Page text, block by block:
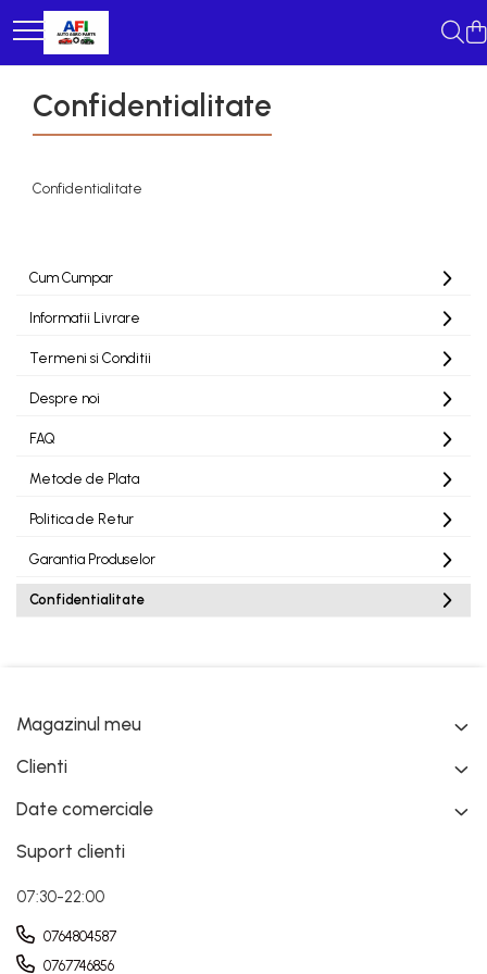
Confidentialitate
Confidentialitate
Cum Cumpar
Informatii Livrare
Termeni si Conditii
Despre noi
FAQ
Metode de Plata
Politica de Retur
Garantia Produselor
Confidentialitate
Magazinul meu
Clienti
Date comerciale
Suport clienti
07:30-22:00
0764804587
0767746856